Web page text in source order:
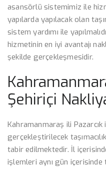
asansörlü sistemimiz ile
yapılarda yapılacak olan
sistem yardımı ile
hizmetinin en iyi avantajı
şekilde gerçekleşmesidir.
Şehiriçi
Kahramanmaraş ili Pazarcık
gerçekleştirilecek
tabir edilmektedir. İl
işlemleri aynı gün içerisinde